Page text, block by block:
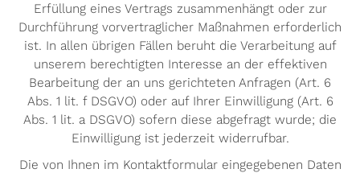
Erfüllung eines Vertrags zusammenhängt oder zur
Durchführung vorvertraglicher Maßnahmen erforderlich
ist. In allen übrigen Fällen beruht die Verarbeitung auf
unserem berechtigten Interesse an der effektiven
Bearbeitung der an uns gerichteten Anfragen (Art. 6
Abs. 1 lit. f DSGVO) oder auf Ihrer Einwilligung (Art. 6
Abs. 1 lit. a DSGVO) sofern diese abgefragt wurde; die
Einwilligung ist jederzeit widerrufbar.
Die von Ihnen im Kontaktformular eingegebenen Daten